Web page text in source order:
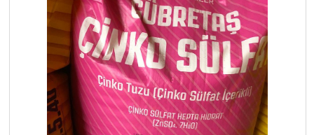
KATEGORİ
HAKKIMIZDA
İHALELERİ